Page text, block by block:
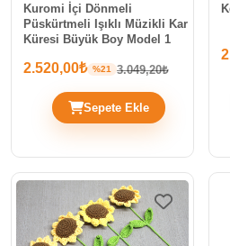
Kuromi İçi Dönmeli
Püskürtmeli Işıklı Müzikli Kar
Küresi Büyük Boy Model 1
2.520,00₺ %21 3.049,20₺
Sepete Ekle